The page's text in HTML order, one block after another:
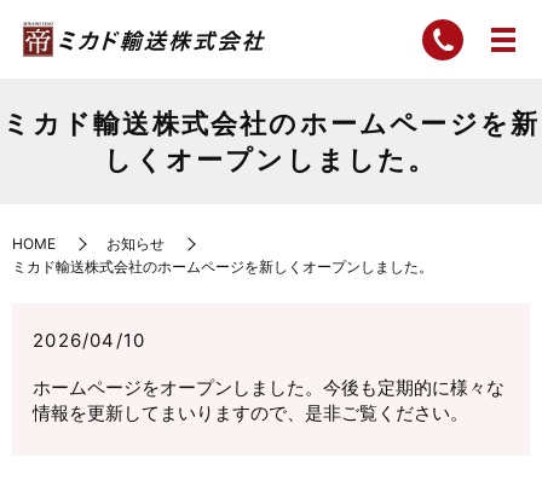
ミカド輸送株式会社のホームページを新
しくオープンしました。
HOME
お知らせ
ミカド輸送株式会社のホームページを新しくオープンしました。
2026/04/10
ホームページをオープンしました。今後も定期的に様々な
情報を更新してまいりますので、是非ご覧ください。